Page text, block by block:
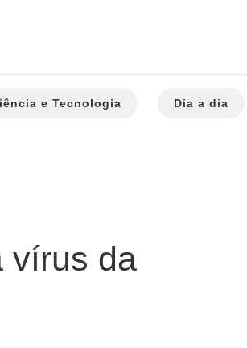
e Tecnologia Dia a dia
vírus da